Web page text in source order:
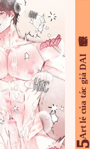
5
Art lẻ của tác giả DAI个橘子走吧